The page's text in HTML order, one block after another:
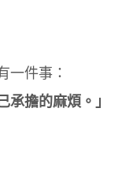
一件事：
承擔的麻煩。」